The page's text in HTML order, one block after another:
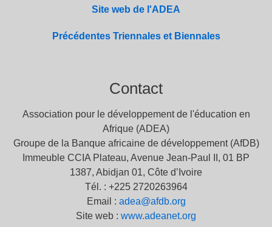
Site web de l'ADEA
Précédentes Triennales et Biennales
Contact
Association pour le développement de l'éducation en
Afrique (ADEA)
Groupe de la Banque africaine de développement (AfDB)
Immeuble CCIA Plateau, Avenue Jean-Paul II, 01 BP
1387, Abidjan 01, Côte d’Ivoire
Tél. : +225 2720263964
Email : adea@afdb.org
Site web : www.adeanet.org